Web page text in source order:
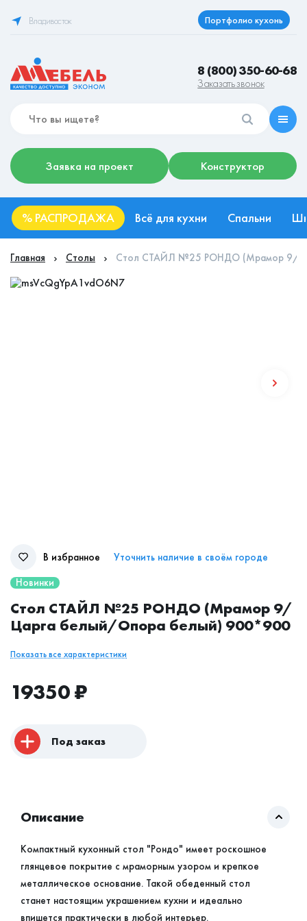
Владивосток Портфолио кухонь
8 (800) 350-60-68
Заказать звонок
Заявка на проект Конструктор
% РАСПРОДАЖА Всё для кухни Спальни
Главная Столы Стол СТАЙЛ №25 РОНДО (Мрамор 9/
В избранное
Уточнить наличие в своём городе
Новинки
Стол СТАЙЛ №25 РОНДО (Мрамор 9/
Царга белый/Опора белый) 900*900
Показать все характеристики
19350₽
Под заказ
Описание
Компактный кухонный стол "Рондо" имеет роскошное
глянцевое покрытие с мраморным узором и крепкое
металлическое основание. Такой обеденный стол
станет настоящим украшением кухни и идеально
впишется практически в любой интерьер.